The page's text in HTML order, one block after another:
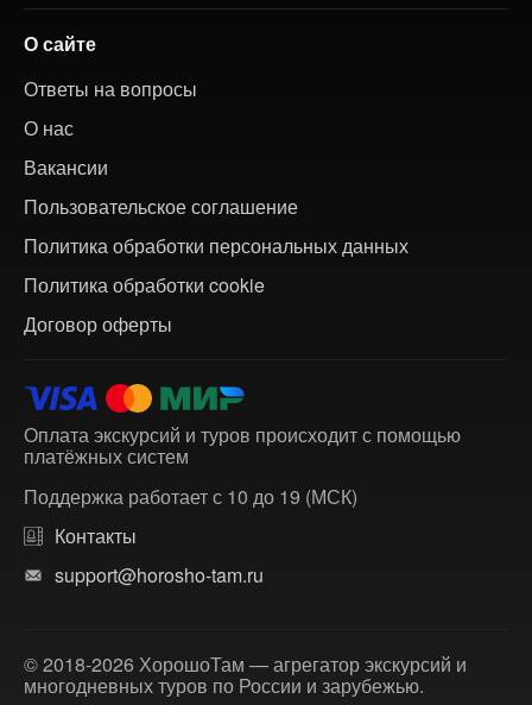
О сайте
Ответы на вопросы
О нас
Вакансии
Пользовательское соглашение
Политика обработки персональных данных
Политика обработки cookie
Договор оферты
Оплата экскурсий и туров происходит с помощью
платёжных систем
Поддержка работает с 10 до 19 (МСК)
Контакты
support@horosho-tam.ru
© 2018-2026 ХорошоТам — агрегатор экскурсий и
многодневных туров по России и зарубежью.